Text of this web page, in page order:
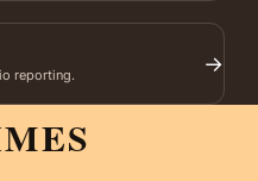
reporting. →